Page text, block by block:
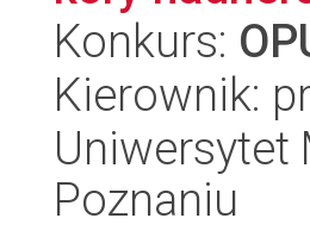
Konkurs:
Kierownik:
Uniwersytet
Poznaniu